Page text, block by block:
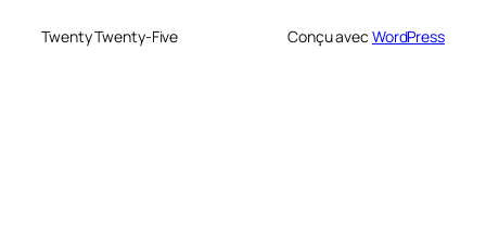
Twenty Twenty-Five Conçu avec WordPress